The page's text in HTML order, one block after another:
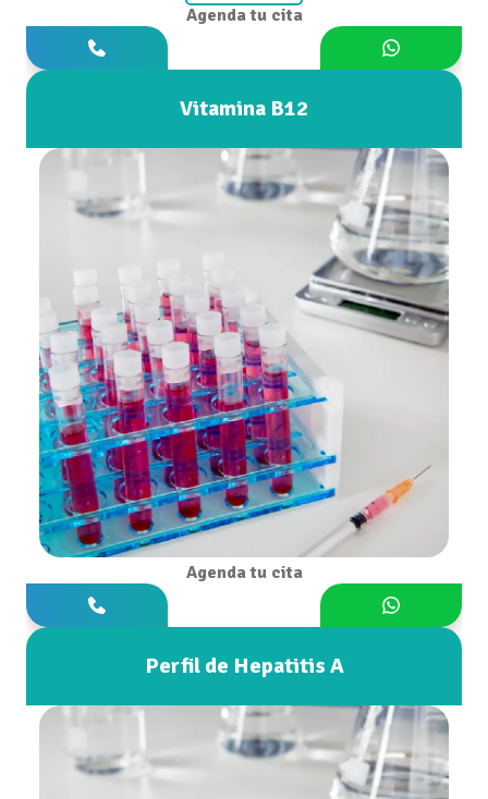
Agenda tu cita
Vitamina B12
Agenda tu cita
Perfil de Hepatitis A